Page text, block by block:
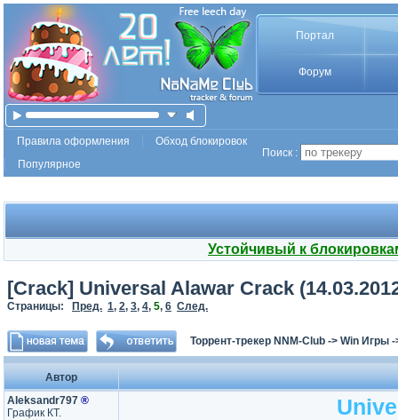
Портал
Форум
Правила оформления
Обход блокировок
Популярное
Поиск :
Устойчивый к
[Crack] Universal Alawar Crack
Страницы: Пред. 1, 2, 3, 4, 5, 6 След.
Торрент-трекер NNM-Club -> Win Игры
Автор
Aleksandr797 ®
График КТ.